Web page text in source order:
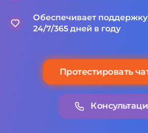
Обеспечивает поддержку
24/7/365 дней в году
Протестировать